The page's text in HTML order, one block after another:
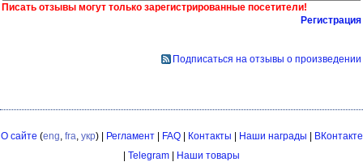
Писать отзывы могут только зарегистрированные посетители!
Регистрация
Подписаться на отзывы о произведении
О сайте (eng fra укр) | Регламент| FAQ| Контакты | Наши награды | ВКонтакте
| Telegram | Наши товары